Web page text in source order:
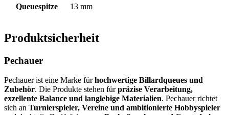
Queuespitze 13 mm
Produktsicherheit
Pechauer
Pechauer ist eine Marke fürhochwertige Billardqueues und
Zubehör. Die Produkte stehen fürpräzise Verarbeitung,
exzellente Balance und langlebige Materialien. Pechauer richtet
sich an Turnierspieler, Vereine und ambitionierte Hobbyspieler